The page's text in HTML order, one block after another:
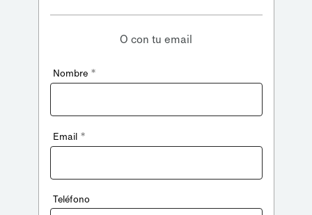
O con tu email
Nombre *
Email *
Teléfono